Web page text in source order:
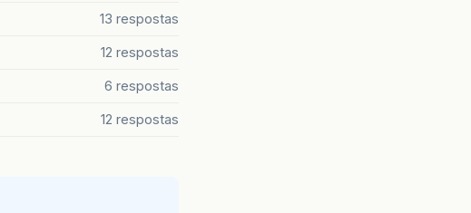
13 respostas
12 respostas
6 respostas
12 respostas